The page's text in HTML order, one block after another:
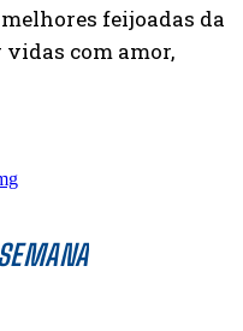
feijoadas da
com amor,